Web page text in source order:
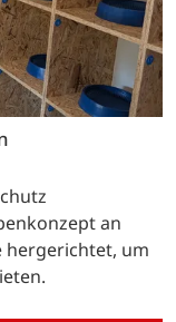
an
hergerichtet, um